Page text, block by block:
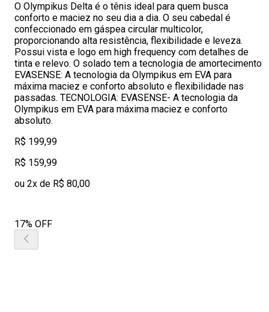
O Olympikus Delta é o tênis ideal para quem busca
conforto e maciez no seu dia a dia. O seu cabedal é
confeccionado em gáspea circular multicolor,
proporcionando alta resistência, flexibilidade e leveza.
Possui vista e logo em high frequency com detalhes de
tinta e relevo. O solado tem a tecnologia de amortecimento
EVASENSE: A tecnologia da Olympikus em EVA para
máxima maciez e conforto absoluto e flexibilidade nas
passadas. TECNOLOGIA: EVASENSE- A tecnologia da
Olympikus em EVA para máxima maciez e conforto
absoluto.
R$ 199,99
R$ 159,99
ou 2x de R$ 80,00
17% OFF